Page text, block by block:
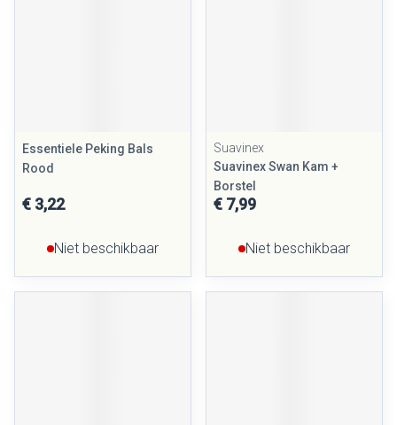
Essentiele Peking Bals
Rood
€ 3,22
Niet beschikbaar
Suavinex
Suavinex Swan Kam +
Borstel
€ 7,99
Niet beschikbaar